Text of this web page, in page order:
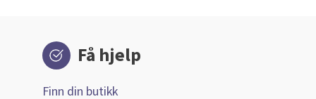
Få hjelp
Finn din butikk